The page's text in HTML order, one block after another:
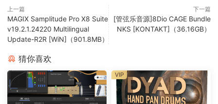
乐器
– 小提琴部分
– 中提琴部分
– 大提琴部分
– 小提琴独奏
– 大提琴独奏
上一篇
MAGIX Samplitude Pro X8 Suite
v19.2.1.24220 Multilingual
Update-R2R [WiN]（901.8MB）
下一篇
[管弦乐音源]8Dio CAGE Bundle
NKS [KONTAKT]（36.16GB）
猜你喜欢
VIP